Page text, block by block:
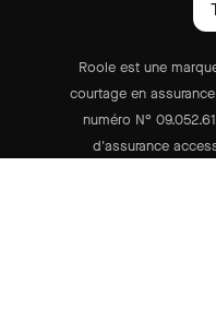
Roole est une
courtage en
numéro N°
d'assurance